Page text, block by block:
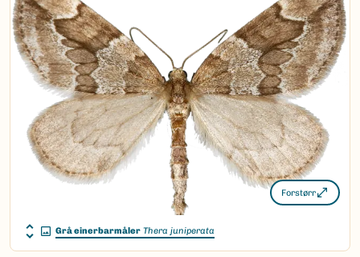
Forstørr
Grå einerbarmåler Thera juniperata